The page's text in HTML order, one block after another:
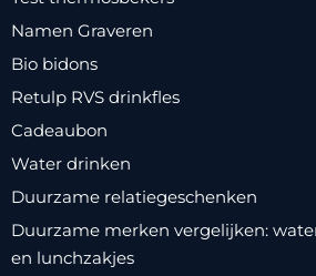
Namen Graveren
Bio bidons
Retulp RVS drinkfles
Cadeaubon
Water drinken
Duurzame relatiegeschenken
Duurzame merken vergelijken:
en lunchzakjes